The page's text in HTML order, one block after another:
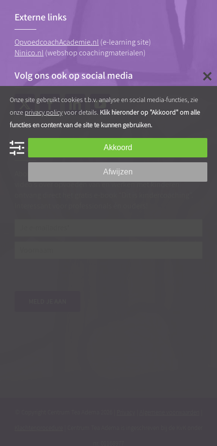
Externe links
OpvoedcoachAcademie.nl (e-learning site)
Ninico.nl (webshop coachingmaterialen)
Volg ons ook op social media
Gratis tips, artikelen en video’s
Abonneer je op onze nieuwsbrief vol praktische tips en
video’s over opvoeden van en werken met kinderen
Onze site gebruikt cookies t.b.v. analyse en social media-functies, zie
onze privacy policyvoor details. Klik hieronder op "Akkoord" om alle
functies en content van de site te kunnen gebruiken.
Akkoord
Afwijzen